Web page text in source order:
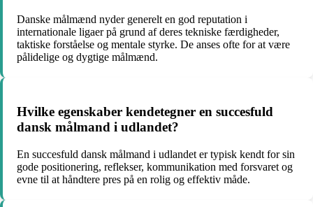
Danske målmænd nyder generelt en god reputation i
internationale ligaer på grund af deres tekniske færdigheder,
taktiske forståelse og mentale styrke. De anses ofte for at være
pålidelige og dygtige målmænd.
Hvilke egenskaber kendetegner en succesfuld
dansk målmand i udlandet?
En succesfuld dansk målmand i udlandet er typisk kendt for sin
gode positionering, reflekser, kommunikation med forsvaret og
evne til at håndtere pres på en rolig og effektiv måde.